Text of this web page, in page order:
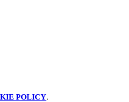
POLICY.